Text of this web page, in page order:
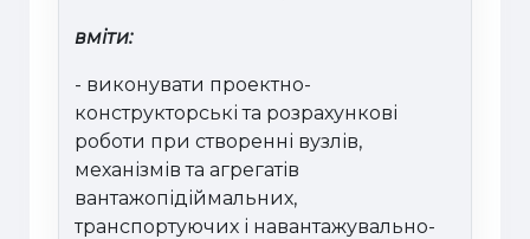
вміти:
- виконувати проектно-
конструкторські та розрахункові
роботи при створенні вузлів,
механізмів та агрегатів
вантажопідіймальних,
транспортуючих і навантажувально-